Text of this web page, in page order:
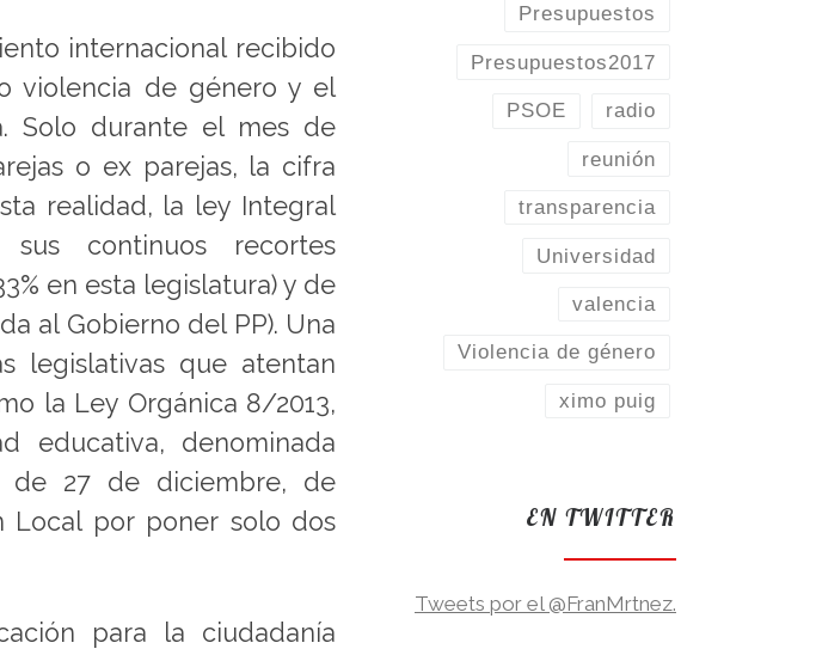
internacional recibido
violencia de género y el
Solo durante el mes de
o ex parejas, la cifra
realidad, la ley Integral
continuos recortes
en esta legislatura) y de
al Gobierno del PP). Una
legislativas que atentan
la Ley Orgánica 8/2013,
denominada
de 27 de diciembre, de
Local por poner solo dos
para la ciudadanía
Presupuestos
Presupuestos2017
PSOE radio
reunión
transparencia
Universidad
valencia
Violencia de género
ximo puig
EN TWITTER
Tweets por el @FranMrtnez.